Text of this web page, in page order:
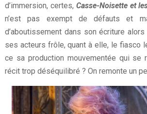
d’immersion, certes, Casse-Noisette et
n’est pas exempt de défauts et
d’aboutissement dans son écriture
ses acteurs frôle, quant à elle, le fiasco
ce sa production mouvementée qui se
récit trop déséquilibré ? On remonte un